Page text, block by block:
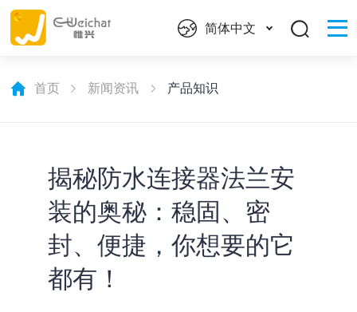
简体中文
首页 新闻资讯 产品知识
揭秘防水连接器法兰安
装的奥秘：稳固、密
封、便捷，你想要的它
都有！